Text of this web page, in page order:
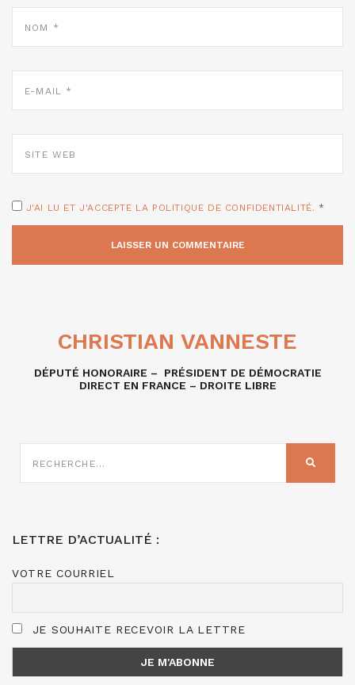
MAIL
WEB
J'AI LU ET J'ACCEPTE LA POLITIQUE DE CONFIDENTIALITÉ. *
CHRISTIAN VANNESTE
DÉPUTÉ HONORAIRE – PRÉSIDENT DE DÉMOCRATIE
DIRECT EN FRANCE – DROITE LIBRE
SUR
LETTRE D’ACTUALITÉ :
VOTRE COURRIEL
JE SOUHAITE RECEVOIR LA LETTRE